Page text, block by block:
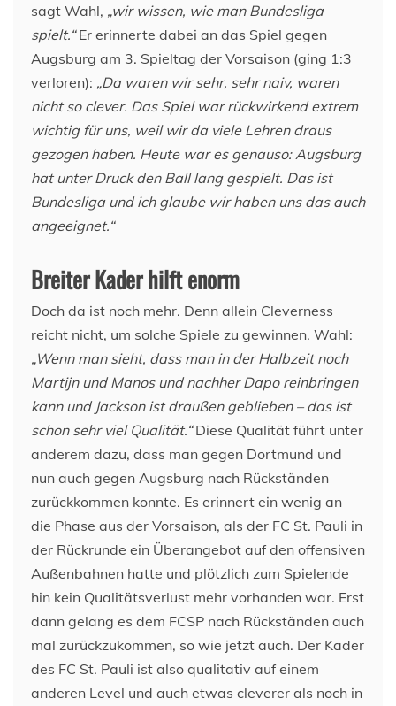
sagt Wahl, „wir wissen, wie man Bundesliga
spielt.“Er erinnerte dabei an das Spiel gegen
Augsburg am 3. Spieltag der Vorsaison (ging 1:3
verloren): „Da waren wir sehr, sehr naiv, waren
nicht so clever. Das Spiel war rückwirkend extrem
wichtig für uns, weil wir da viele Lehren draus
gezogen haben. Heute war es genauso: Augsburg
hat unter Druck den Ball lang gespielt. Das ist
Bundesliga und ich glaube wir haben uns das auch
angeeignet.“
Breiter Kader hilft enorm
Doch da ist noch mehr. Denn allein Cleverness
reicht nicht, um solche Spiele zu gewinnen. Wahl:
„Wenn man sieht, dass man in der Halbzeit noch
Martijn und Manos und nachher Dapo reinbringen
kann und Jackson ist draußen geblieben – das ist
schon sehr viel Qualität.“Diese Qualität führt unter
anderem dazu, dass man gegen Dortmund und
nun auch gegen Augsburg nach Rückständen
zurückkommen konnte. Es erinnert ein wenig an
die Phase aus der Vorsaison, als der FC St. Pauli in
der Rückrunde ein Überangebot auf den offensiven
Außenbahnen hatte und plötzlich zum Spielende
hin kein Qualitätsverlust mehr vorhanden war. Erst
dann gelang es dem FCSP nach Rückständen auch
mal zurückzukommen, so wie jetzt auch. Der Kader
des FC St. Pauli ist also qualitativ auf einem
anderen Level und auch etwas cleverer als noch in